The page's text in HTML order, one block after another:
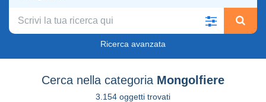
Ricerca avanzata
Cerca nella categoria Mongolfiere
3.154 oggetti trovati